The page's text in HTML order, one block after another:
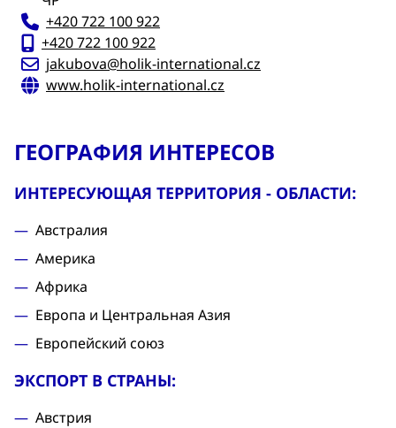
+420 722 100 922
+420 722 100 922
jakubova@holik-international.cz
www.holik-international.cz
ГЕОГРАФИЯ ИНТЕРЕСОВ
ИНТЕРЕСУЮЩАЯ ТЕРРИТОРИЯ - ОБЛАСТИ:
Австралия
Америка
Африка
Европа и Центральная Азия
Европейский союз
ЭКСПОРТ В СТРАНЫ:
Австрия